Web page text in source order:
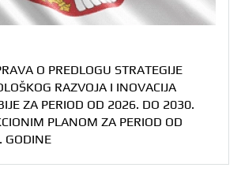
O PREDLOGU STRATEGIJE
RAZVOJA I INOVACIJA
ZA PERIOD OD 2026. DO 2030.
PLANOM ZA PERIOD OD
GODINE